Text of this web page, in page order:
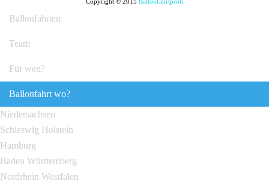
Ballonfahrten
Team
Für wen?
Ballonfahrt wo?
Niedersachsen
Schleswig Holstein
Hamburg
Baden Württemberg
Nordrhein Westfalen